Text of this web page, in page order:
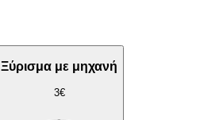
Ξύρισμα με μηχανή
3€